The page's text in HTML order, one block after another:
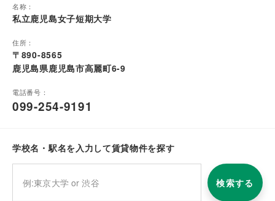
名称：
私立鹿児島女子短期大学
住所：
〒890-8565
鹿児島県鹿児島市高麗町6-9
電話番号：
099-254-9191
学校名・駅名を入力して賃貸物件を探す
検索する